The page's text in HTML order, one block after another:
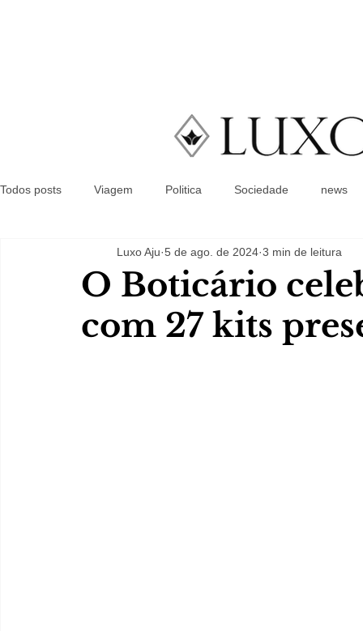
Todos posts Viagem Politica Sociedade news
O Boticário
com 27 kits
Luxo Aju 5 de ago. de 2024 3 min de leitura